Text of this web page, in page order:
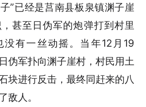
”已经是莒南县板泉镇渊子崖
甚至日伪军的炮弹打到村里
没有一丝动摇。当年12月19
伪军扑向渊子崖村，村民用土
块进行反击，最终同赶来的八
敌人。